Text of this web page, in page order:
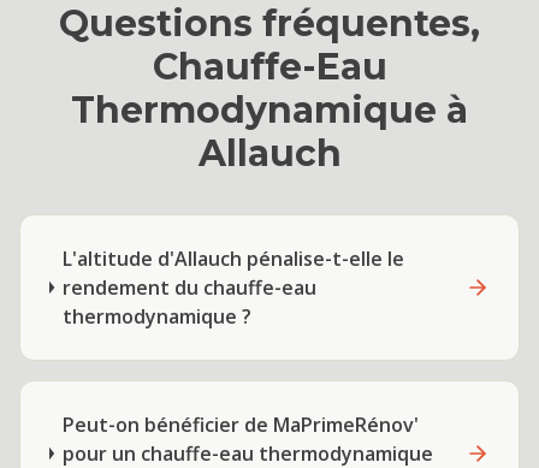
Questions fréquentes,
Chauffe-Eau
Thermodynamique à
Allauch
L'altitude d'Allauch pénalise-t-elle le
rendement du chauffe-eau
thermodynamique ?
Peut-on bénéficier de MaPrimeRénov'
pour un chauffe-eau thermodynamique